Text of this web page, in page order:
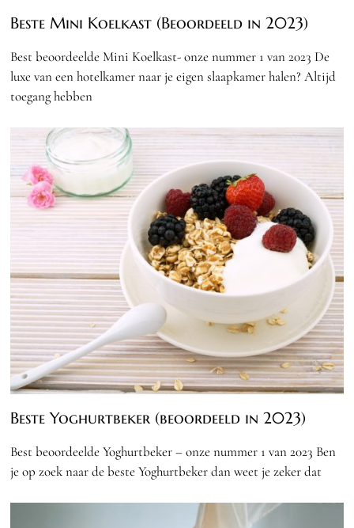
Beste Mini Koelkast (Beoordeeld in 2023)
Best beoordeelde Mini Koelkast- onze nummer 1 van 2023 De
luxe van een hotelkamer naar je eigen slaapkamer halen? Altijd
toegang hebben
Beste Yoghurtbeker (beoordeeld in 2023)
Best beoordeelde Yoghurtbeker – onze nummer 1 van 2023 Ben
je op zoek naar de beste Yoghurtbeker dan weet je zeker dat